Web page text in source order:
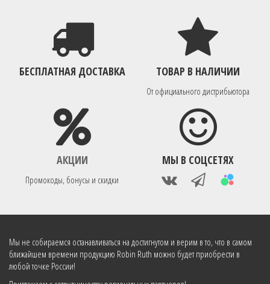
БЕСПЛАТНАЯ ДОСТАВКА ТОВАР В НАЛИЧИИ
От официального дистрибьютора
АКЦИИ
Промокоды, бонусы и скидки
МЫ В СОЦСЕТЯХ
Мы не собираемся останавливаться на достигнутом и верим в то, что в самом
ближайшем времени продукцию Robin Ruth можно будет приобрести в
любой точке России!